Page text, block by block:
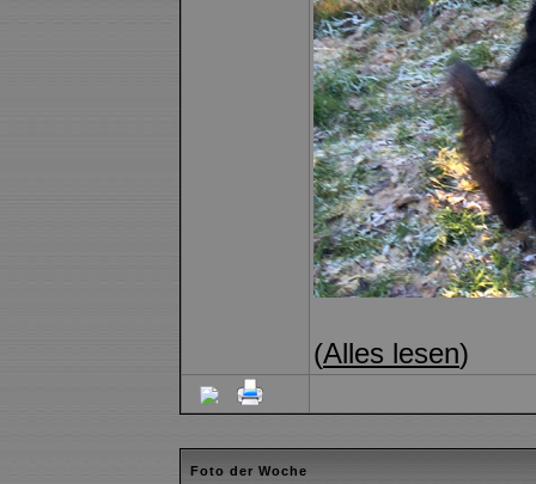
(Alles lesen)
Foto der Woche